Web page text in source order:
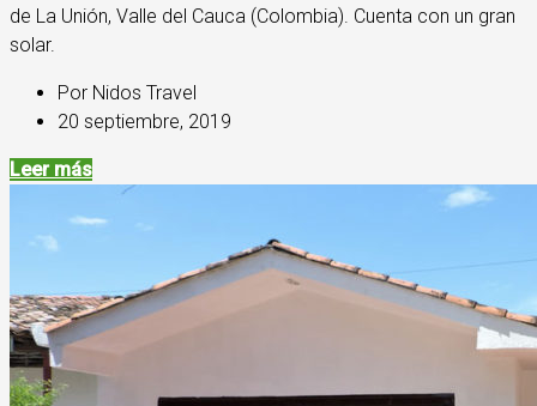
de La Unión, Valle del Cauca (Colombia). Cuenta con un gran
solar.
Por Nidos Travel
20 septiembre, 2019
Leer más